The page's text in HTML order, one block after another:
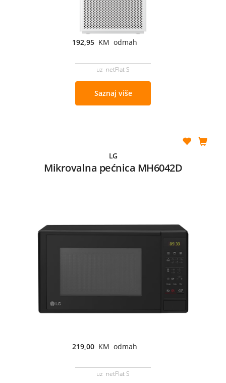
192,95 KM odmah
uz netFlat S
Saznaj više
LG
Mikrovalna pećnica MH6042D
219,00 KM odmah
uz netFlat S